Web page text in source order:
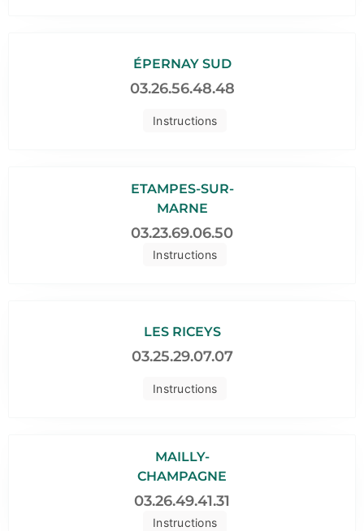
Instructions
ÉPERNAY SUD
03.26.56.48.48
Instructions
ETAMPES-SUR-
MARNE
03.23.69.06.50
Instructions
LES RICEYS
03.25.29.07.07
Instructions
MAILLY-
CHAMPAGNE
03.26.49.41.31